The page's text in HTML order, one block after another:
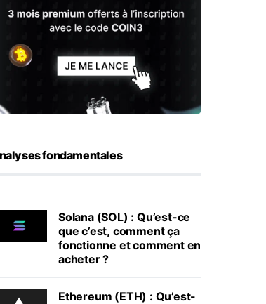
fondamentales
Solana (SOL) : Qu’est-ce
que c’est, comment ça
fonctionne et comment en
acheter ?
Ethereum (ETH) : Qu’est-